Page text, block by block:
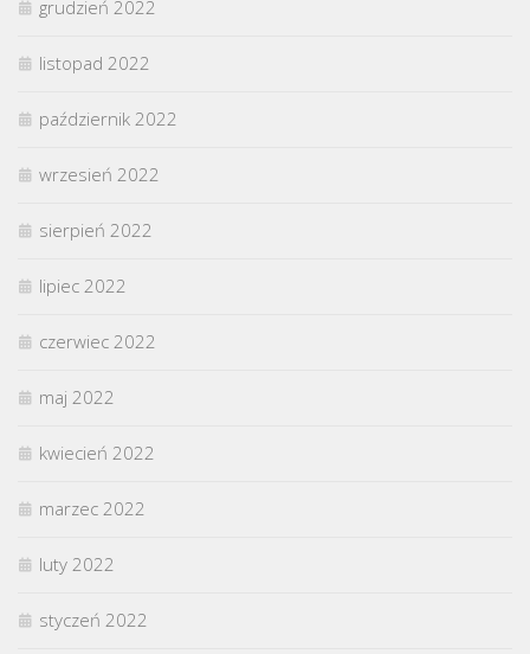
grudzień 2022
listopad 2022
październik 2022
wrzesień 2022
sierpień 2022
lipiec 2022
czerwiec 2022
maj 2022
kwiecień 2022
marzec 2022
luty 2022
styczeń 2022